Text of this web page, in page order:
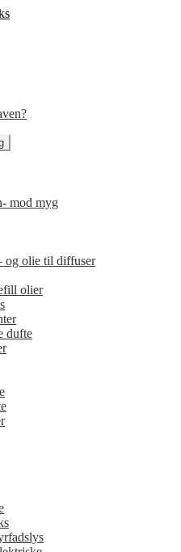
mod myg
og olie til diffuser
olier
dufte